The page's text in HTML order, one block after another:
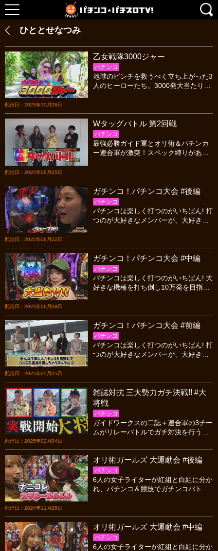
ひととせなつみ
配信日：2025年10月26日
乙女戦隊3000ジャー
パチンコ
地球のピンチを救うべく立ち上がった3
人のヒーローたち。3000発大当たりを
配信日：2025年06月25日
Wタッグバトル 第2回戦
パチンコ
最強必勝ガイド軍とオリ術＆パチンカ
ー連合軍が激突！スペック縛りがある
回戦をお届けします。
配信日：2025年06月22日
ガチンコ！パチンコ大会 #後編
パチンコ
パチンコは楽しく打つのがいちばん! 打
つのが大好きなメンバーが、大好きな
配信日：2025年06月08日
ガチンコ！パチンコ大会 #中編
パチンコ
パチンコは楽しく打つのがいちばん! 大
好きな機種を打ち倒し10万発を目指
配信日：2025年05月25日
ガチンコ！パチンコ大会 #前編
パチンコ
パチンコは楽しく打つのがいちばん! 打
つのが大好きなメンバーが、大好きな
配信日：2025年02月04日
雑誌対抗 三大勢力ガチ決戦!! #大
将戦
パチンコ
ガイドワークスの二誌＋連合軍の3チー
ムがリレーバトルでガチ対決を行う。
の展開となる!!
配信日：2024年11月26日
オリ術ガールズ 大運動会 #後編
パチンコ
6人の女子ライターが紅組と白組に分か
れ、パチンコ＆競技でガチンコバトル
をお送りいたします。
オリ術ガールズ 大運動会 #中編
パチンコ
6人の女子ライターが紅組と白組に分か